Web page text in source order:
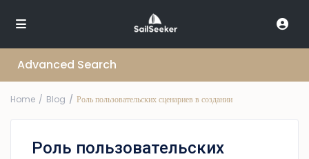
Advanced Search
Home Blog Роль пользовательских сценариев в создании
Роль пользовательских